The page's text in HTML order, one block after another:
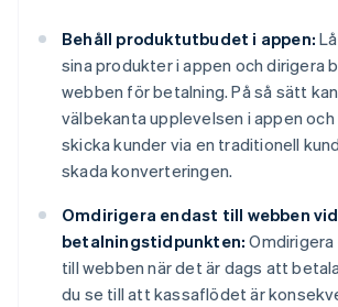
Behåll produktutbudet i appen:
sina produkter i appen och dirigera
webben för betalning. På så sätt
välbekanta upplevelsen i appen
skicka kunder via en traditionell
skada konverteringen.
Omdirigera endast till webben vid
betalningstidpunkten:
till webben när det är dags att
du se till att kassaflödet är